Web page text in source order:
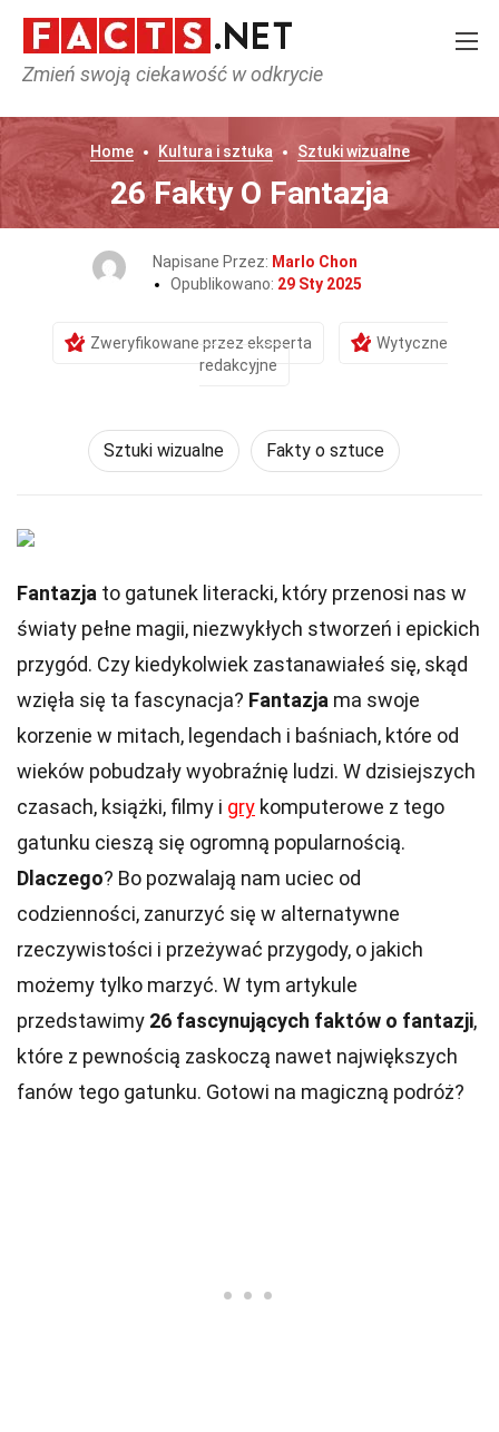
Zmień swoją ciekawość w odkrycie
Home Kultura i sztuka Sztuki wizualne
26 Fakty O Fantazja
Napisane Przez: Marlo Chon
Opublikowano: 29 Sty 2025
Zweryfikowane przez eksperta
Wytyczne
redakcyjne
Sztuki wizualne Fakty o sztuce
Fantazja to gatunek literacki, który przenosi nas w
światy pełne magii, niezwykłych stworzeń i epickich
przygód. Czy kiedykolwiek zastanawiałeś się, skąd
wzięła się ta fascynacja? Fantazja ma swoje
korzenie w mitach, legendach i baśniach, które od
wieków pobudzały wyobraźnię ludzi. W dzisiejszych
czasach, książki, filmy i gry komputerowe z tego
gatunku cieszą się ogromną popularnością.
Dlaczego? Bo pozwalają nam uciec od
codzienności, zanurzyć się w alternatywne
rzeczywistości i przeżywać przygody, o jakich
możemy tylko marzyć. W tym artykule
przedstawimy 26 fascynujących faktów o fantazji,
które z pewnością zaskoczą nawet największych
fanów tego gatunku. Gotowi na magiczną podróż?